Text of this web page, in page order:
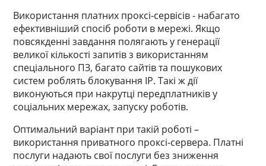
Використання платних проксі-сервісів - набагато
ефективніший спосіб роботи в мережі. Якщо
повсякденні завдання полягають у генерації
великої кількості запитів з використанням
спеціального ПЗ, багато сайтів та пошукових
систем роблять блокування IP. Такі ж дії
виконуються при накрутці передплатників у
соціальних мережах, запуску роботів.
Оптимальний варіант при такій роботі –
використання приватного проксі-сервера. Платні
послуги надають свої послуги без зниження